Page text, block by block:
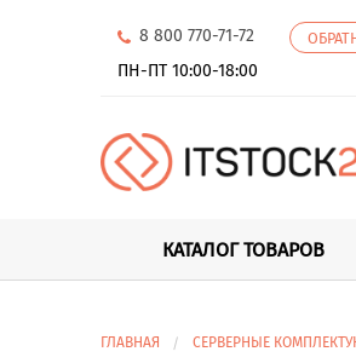
8 800 770-71-72
ПН-ПТ 10:00-18:00
КАТАЛОГ ТОВАРОВ
ГЛАВНАЯ СЕРВЕРНЫЕ